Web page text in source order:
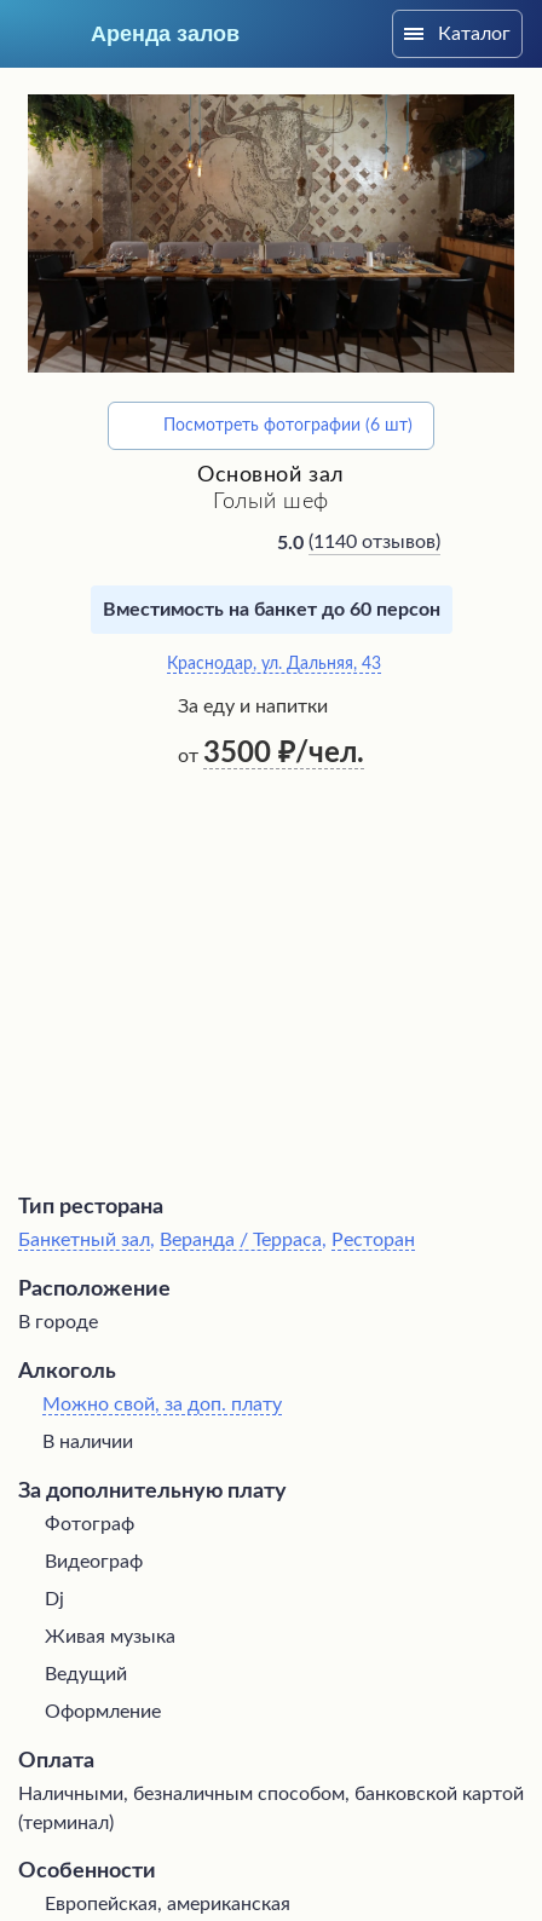
Аренда залов
Подберите мне зал
Каталог
Посмотреть фотографии (6 шт)
Основной зал
Голый шеф
5.0 (1140 отзывов)
Вместимость на банкет до 60 персон
Краснодар, ул. Дальняя, 43
За еду и напитки
от 3500 /чел.
Тип ресторана
Банкетный зал, Веранда / Терраса, Ресторан
Расположение
В городе
Алкоголь
Можно свой, за доп. плату
В наличии
За дополнительную плату
Фотограф
Видеограф
Dj
Живая музыка
Ведущий
Оформление
Оплата
Наличными, безналичным способом, банковской картой
(терминал)
Особенности
Европейская, американская